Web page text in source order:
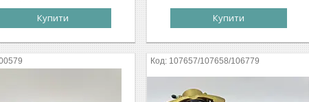
Купити Купити
107657/107658/106779